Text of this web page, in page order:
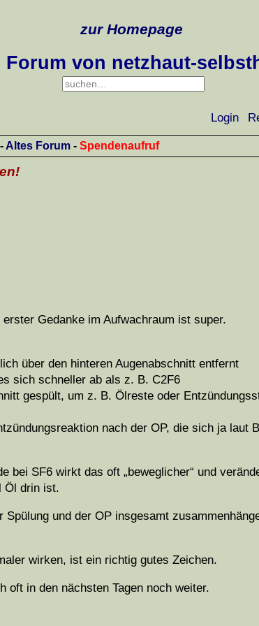
zur Homepage
Forum von netzhaut-
Login
-Altes Forum - Spendenaufruf
Gedanke im Aufwachraum ist super.
über den hinteren Augenabschnitt entfernt
sich schneller ab als z. B. C2F6
gespült, um z. B. Ölreste oder
nach der OP, die sich ja laut
bei SF6 wirkt das oft „beweglicher“ und
Öl drin ist.
und der OP insgesamt
wirken, ist ein richtig gutes Zeichen.
in den nächsten Tagen noch weiter.